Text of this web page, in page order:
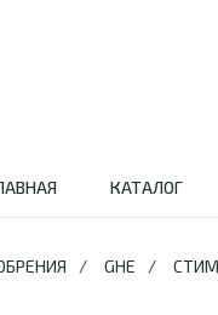
КАТАЛОГ
/ GHE /